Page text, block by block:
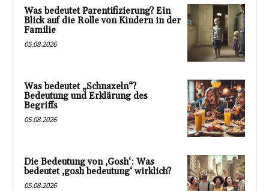
Was bedeutet Parentifizierung? Ein
Blick auf die Rolle von Kindern in der
Familie
05.08.2026
Was bedeutet „Schnaxeln“?
Bedeutung und Erklärung des
Begriffs
05.08.2026
Die Bedeutung von ‚Gosh‘: Was
bedeutet ‚gosh bedeutung‘ wirklich?
05.08.2026